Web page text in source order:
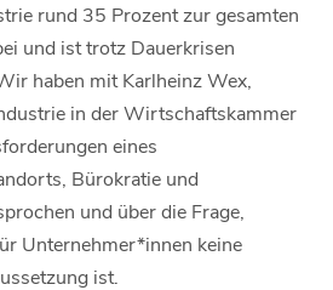
rund 35 Prozent zur gesamten
und ist trotz Dauerkrisen
haben mit Karlheinz Wex,
in der Wirtschaftskammer
eines
Bürokratie und
und über die Frage,
Unternehmer*innen keine
ist.